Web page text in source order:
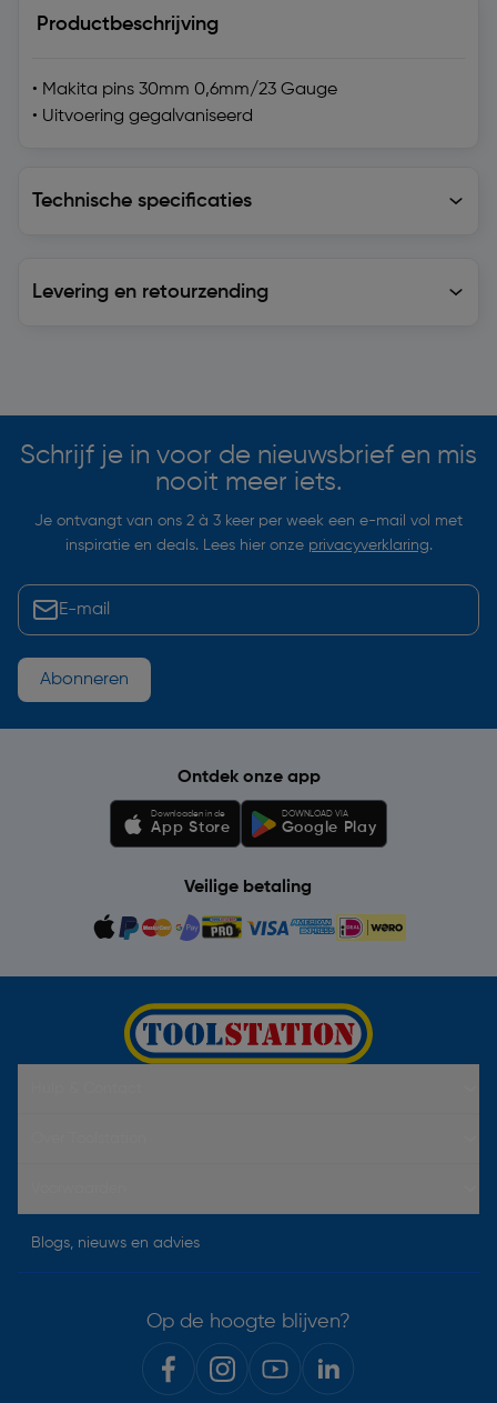
Productbeschrijving
• Makita pins 30mm 0,6mm/23 Gauge
• Uitvoering gegalvaniseerd
Technische specificaties
Levering en retourzending
Schrijf je in voor de nieuwsbrief en mis
nooit meer iets.
Je ontvangt van ons 2 à 3 keer per week een e-mail vol met
inspiratie en deals. Lees hier onze privacyverklaring.
Abonneren
Ontdek onze app
Downloaden in de
App Store
DOWNLOAD VIA
Google Play
Veilige betaling
Blogs, nieuws en advies
Op de hoogte blijven?